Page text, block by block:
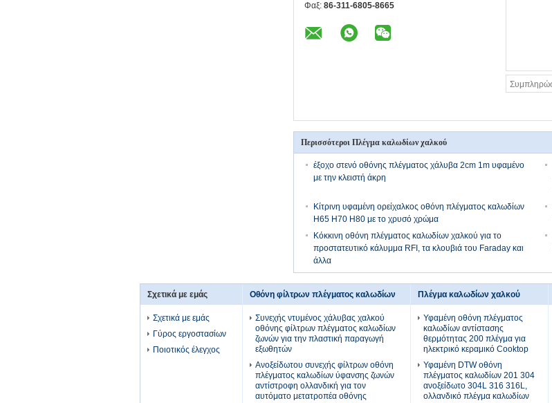
Φαξ: 86-311-6805-8665
Περισσότεροι Πλέγμα καλωδίων χαλκού
έξοχο στενό οθόνης πλέγματος χάλυβα 2cm 1m υφαμένο
με την κλειστή άκρη
Κίτρινη υφαμένη ορείχαλκος οθόνη πλέγματος καλωδίων
H65 H70 H80 με το χρυσό χρώμα
Κόκκινη οθόνη πλέγματος καλωδίων χαλκού για το
προστατευτικό κάλυμμα RFI, τα κλουβιά του Faraday και
άλλα
Σχετικά με εμάς
Σχετικά με εμάς
Γύρος εργοστασίων
Ποιοτικός έλεγχος
Οθόνη φίλτρων πλέγματος καλωδίων
Συνεχής ντυμένος χάλυβας χαλκού
οθόνης φίλτρων πλέγματος καλωδίων
ζωνών για την πλαστική παραγωγή
εξωθητών
Ανοξείδωτου συνεχής φίλτρων οθόνη
πλέγματος καλωδίων ύφανσης ζωνών
αντίστροφη ολλανδική για τον
αυτόματο μετατροπέα οθόνης
Πλέγμα καλωδίων χαλκού
Υφαμένη οθόνη πλέγματος
καλωδίων αντίστασης
θερμότητας 200 πλέγμα για
ηλεκτρικό κεραμικό Cooktop
Υφαμένη DTW οθόνη
πλέγματος καλωδίων 201 304
ανοξείδωτο 304L 316 316L,
ολλανδικό πλέγμα καλωδίων